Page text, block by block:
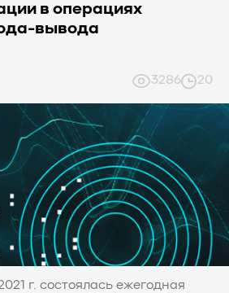
в операциях
вывода
3286 20
г. состоялась ежегодная